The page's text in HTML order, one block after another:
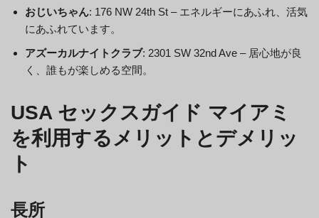
おじいちゃん: 176 NW 24th St – エネルギーにあふれ、活気
にあふれています。
アズーカルナイトクラブ: 2301 SW 32nd Ave – 居心地が良
く、誰もが楽しめる空間。
USA セックスガイド マイアミ
を利用するメリットとデメリッ
ト
長所